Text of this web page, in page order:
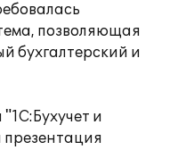
позволяющая
бухгалтерский и
и
презентация